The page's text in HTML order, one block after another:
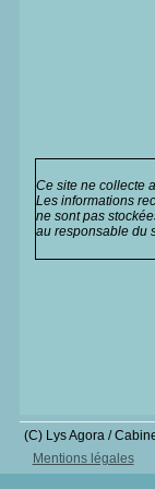
Ce site ne collecte
Les informations
ne sont pas
au responsable du
(C) Lys Agora /
Mentions légales